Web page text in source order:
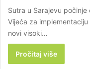
Sutra u Sarajevu
Vijeća za
novi visoki…
Pročitaj više